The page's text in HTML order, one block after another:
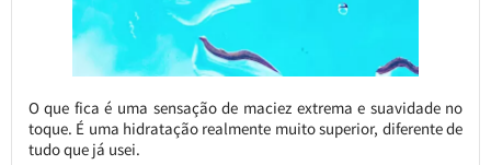
O que fica é uma sensação de maciez extrema e suavidade no
toque. É uma hidratação realmente muito superior, diferente de
tudo que já usei.